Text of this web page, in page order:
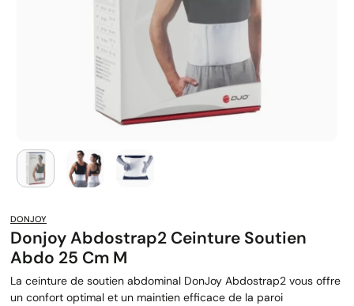
DONJOY
Donjoy Abdostrap2 Ceinture Soutien
Abdo 25 Cm M
La ceinture de soutien abdominal DonJoy Abdostrap2 vous offre
un confort optimal et un maintien efficace de la paroi